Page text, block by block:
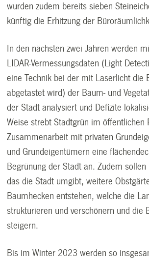
wurden zudem bereits sieben
künftig die Erhitzung der
In den nächsten zwei Jahren werden
LIDAR-Vermessungsdaten (Light
eine Technik bei der mit Laserlicht die
abgetastet wird) der Baum- und
der Stadt analysiert und Defizite
Weise strebt Stadtgrün im öffentlichen
Zusammenarbeit mit privaten
und Grundeigentümern eine
Begrünung der Stadt an. Zudem
das die Stadt umgibt, weitere
Baumhecken entstehen, welche die
strukturieren und verschönern und die
steigern.
Bis im Winter 2023 werden so